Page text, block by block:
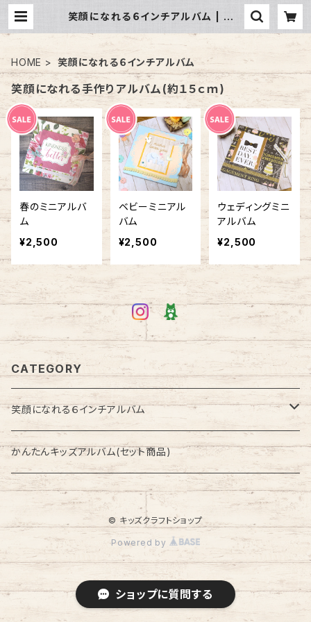
笑顔になれる６インチアルバム | キッ
HOME 笑顔になれる６インチアルバム
笑顔になれる手作りアルバム(約１５ｃｍ)
春のミニアルバ
ム
¥2,500
ベビーミニアル
バム
¥2,500
ウェディングミニ
アルバム
¥2,500
CATEGORY
笑顔になれる６インチアルバム
季節のアルバム
セット商品
セレモニーアルバム
かんたんキッズアルバム(セット商品)
© キッズクラフトショップ
Powered by
ショップに質問する